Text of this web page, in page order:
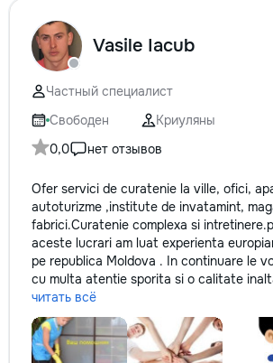
Vasile Iacub
Частный специалист
Свободен
Криуляны
0,0
нет отзывов
Ofer servici de curatenie la ville, ofici,
autoturizme ,institute de invatamint,
fabrici.Curatenie complexa si
aceste lucrari am luat experienta
pe republica Moldova . In continuare le
cu multa atentie sporita si o calitate
читать всё